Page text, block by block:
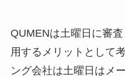
QUMENは土曜日に審
用するメリットとして
ング会社は土曜日はメ